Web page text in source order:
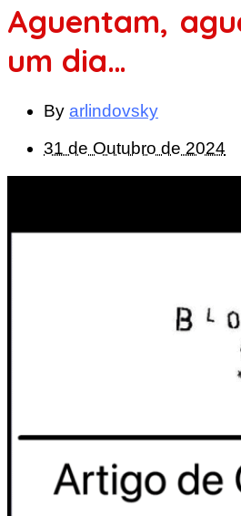
Aguentam,
um dia…
By arlindovsky
31 de Outubro de 2024